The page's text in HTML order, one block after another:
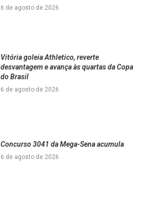
6 de agosto de 2026
Vitória goleia Athletico, reverte
desvantagem e avança às quartas da Copa
do Brasil
6 de agosto de 2026
Concurso 3041 da Mega-Sena acumula
6 de agosto de 2026